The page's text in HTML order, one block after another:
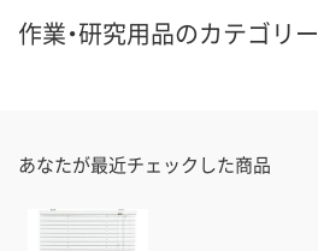
作業・研究用品のカテゴリー
あなたが最近チェックした商品